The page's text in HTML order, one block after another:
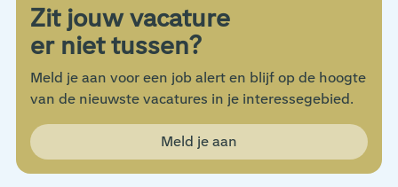
Zit jouw vacature
er niet tussen?
Meld je aan voor een job alert en blijf op de hoogte
van de nieuwste vacatures in je interessegebied.
Meld je aan